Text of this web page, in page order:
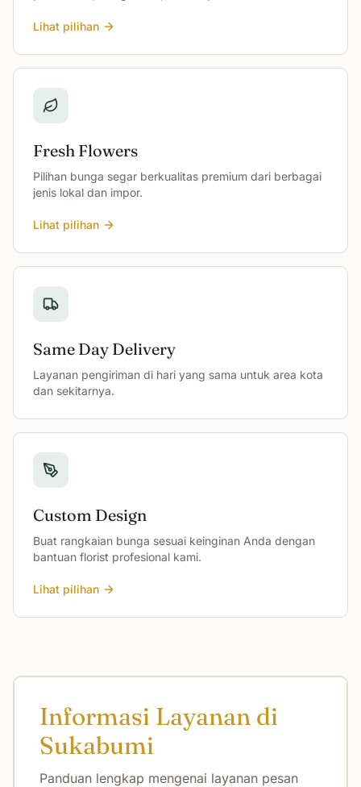
Lihat pilihan
Fresh Flowers
Pilihan bunga segar berkualitas premium dari berbagai
jenis lokal dan impor.
Lihat pilihan
Same Day Delivery
Layanan pengiriman di hari yang sama untuk area kota
dan sekitarnya.
Custom Design
Buat rangkaian bunga sesuai keinginan Anda dengan
bantuan florist profesional kami.
Lihat pilihan
Informasi Layanan di
Sukabumi
Panduan lengkap mengenai layanan pesan